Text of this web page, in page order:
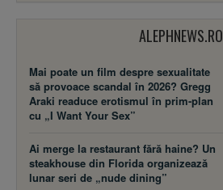
ALEPHNEWS.RO
Mai poate un film despre sexualitate
să provoace scandal în 2026? Gregg
Araki readuce erotismul în prim-plan
cu „I Want Your Sex”
Ai merge la restaurant fără haine? Un
steakhouse din Florida organizează
lunar seri de „nude dining”